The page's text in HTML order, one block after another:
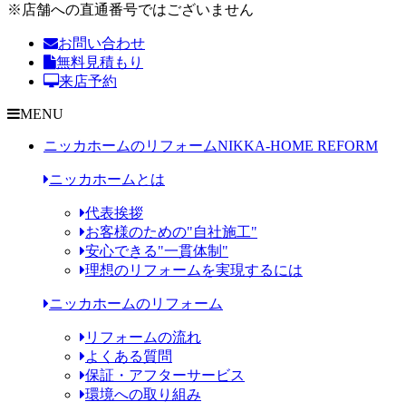
※店舗への直通番号ではございません
お問い合わせ
無料見積もり
来店予約
MENU
ニッカホームのリフォームNIKKA-HOME REFORM
ニッカホームとは
代表挨拶
お客様のための"自社施工"
安心できる"一貫体制"
理想のリフォームを実現するには
ニッカホームのリフォーム
リフォームの流れ
よくある質問
保証・アフターサービス
環境への取り組み